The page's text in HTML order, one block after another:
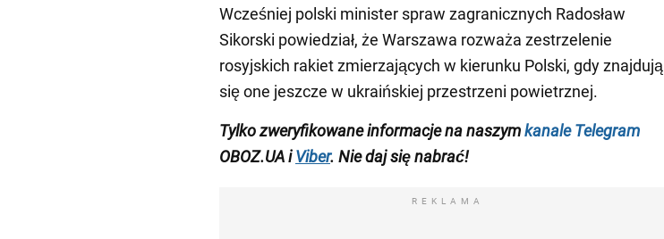
Wcześniej polski minister spraw zagranicznych Radosław
Sikorski powiedział, że Warszawa rozważa zestrzelenie
rosyjskich rakiet zmierzających w kierunku Polski, gdy znajdują
się one jeszcze w ukraińskiej przestrzeni powietrznej.
Tylko zweryfikowane informacje na naszymkanale Telegram
OBOZ.UA iViber. Nie daj się nabrać!
REKLAMA